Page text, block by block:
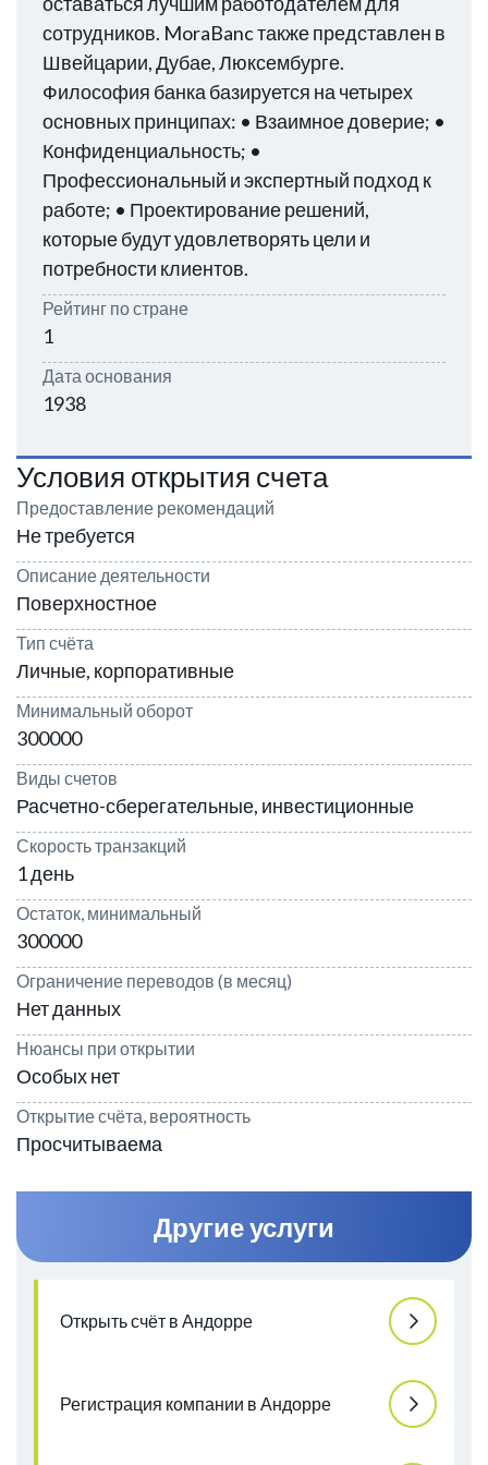
сотрудников. MoraBanc также представлен в
Швейцарии, Дубае, Люксембурге.
Философия банка базируется на четырех
основных принципах: • Взаимное доверие; •
Конфиденциальность; •
Профессиональный и экспертный подход к
работе; • Проектирование решений,
которые будут удовлетворять цели и
потребности клиентов.
Рейтинг по стране
1
Дата основания
1938
Условия открытия счета
Предоставление рекомендаций
Не требуется
Описание деятельности
Поверхностное
Тип счёта
Личные, корпоративные
Минимальный оборот
300000
Виды счетов
Расчетно-сберегательные, инвестиционные
Скорость транзакций
1 день
Остаток, минимальный
300000
Ограничение переводов (в месяц)
Нет данных
Нюансы при открытии
Особых нет
Открытие счёта, вероятность
Просчитываема
Другие услуги
Открыть счёт в Андорре
Регистрация компании в Андорре